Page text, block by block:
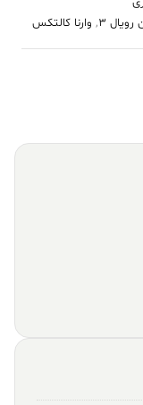
3
, وارنا کالتکس